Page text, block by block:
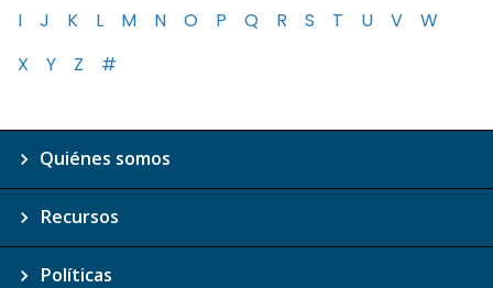
I
J K L M N O P Q R S T U V
W
X
Y Z #
Quiénes somos
Recursos
Políticas